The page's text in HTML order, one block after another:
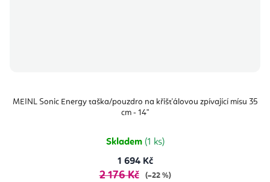
MEINL Sonic Energy taška/pouzdro na křišťálovou zpívající mísu 35
cm - 14"
Skladem (1 ks)
1 694 Kč
2 176 Kč (–22 %)